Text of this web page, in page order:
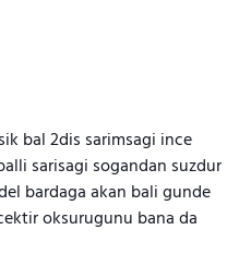
bal 2dis sarimsagi ince
sarisagi sogandan suzdur
bardaga akan bali gunde
oksurugunu bana da